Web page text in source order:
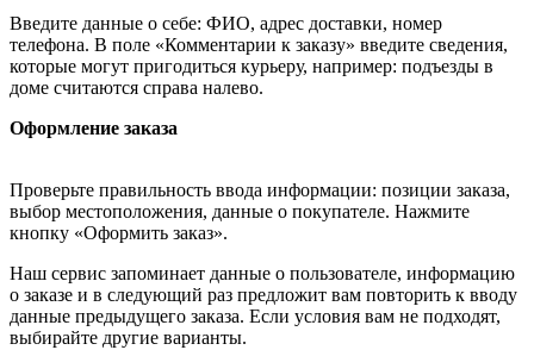
Введите данные о себе: ФИО, адрес доставки, номер
телефона. В поле «Комментарии к заказу» введите сведения,
которые могут пригодиться курьеру, например: подъезды в
доме считаются справа налево.
Оформление заказа
Проверьте правильность ввода информации: позиции заказа,
выбор местоположения, данные о покупателе. Нажмите
кнопку «Оформить заказ».
Наш сервис запоминает данные о пользователе, информацию
о заказе и в следующий раз предложит вам повторить к вводу
данные предыдущего заказа. Если условия вам не подходят,
выбирайте другие варианты.